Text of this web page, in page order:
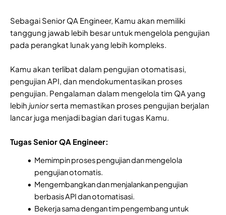
Sebagai Senior QA Engineer, Kamu akan memiliki
tanggung jawab lebih besar untuk mengelola pengujian
pada perangkat lunak yang lebih kompleks.
Kamu akan terlibat dalam pengujian otomatisasi,
pengujian API, dan mendokumentasikan proses
pengujian. Pengalaman dalam mengelola tim QA yang
lebih juniorserta memastikan proses pengujian berjalan
lancar juga menjadi bagian dari tugas Kamu.
Tugas Senior QA Engineer:
Memimpin proses pengujian dan mengelola
pengujian otomatis.
Mengembangkan dan menjalankan pengujian
berbasis API dan otomatisasi.
Bekerja sama dengan tim pengembang untuk